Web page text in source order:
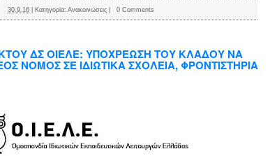
30.9.16 Κατηγορία:Ανακοινώσεις 0 Comments
ΔΣ ΟΙΕΛΕ: ΥΠΟΧΡΕΩΣΗ ΤΟΥ ΚΛΑΔΟΥ ΝΑ
ΝΟΜΟΣ ΣΕ ΙΔΙΩΤΙΚΑ ΣΧΟΛΕΙΑ, ΦΡΟΝΤΙΣΤΗΡΙΑ